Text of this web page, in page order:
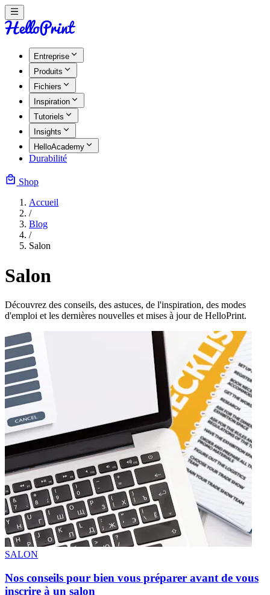
Entreprise
Produits
Fichiers
Inspiration
Tutoriels
Insights
HelloAcademy
Durabilité
Shop
Accueil
/
Blog
/
Salon
Salon
Découvrez des conseils, des astuces, de l'inspiration, des modes
d'emploi et les dernières nouvelles et mises à jour de HelloPrint.
SALON
Nos conseils pour bien vous préparer avant de vous
inscrire à un salon